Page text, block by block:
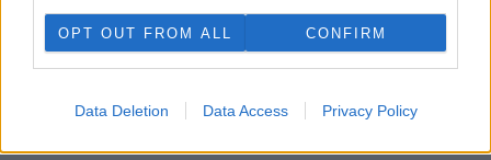
OPT OUT FROM ALL CONFIRM
Data Deletion Data Access Privacy Policy
úřadů přemění svou kakaovou
plantáž na jiný účel. Informovala o tom agentura AP; zákon nyní
Ochránci přírody našli v Moravském krasu vzácného